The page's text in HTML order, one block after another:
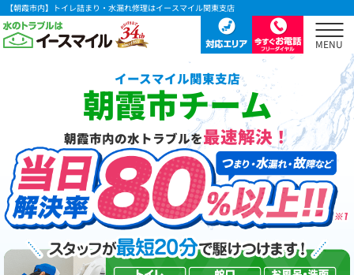
【朝霞市内】トイレ詰まり・水漏れ修理はイースマイル関東支店
イースマイル関東支店
朝霞市チーム
朝霞市内の水トラブルを最速解決！